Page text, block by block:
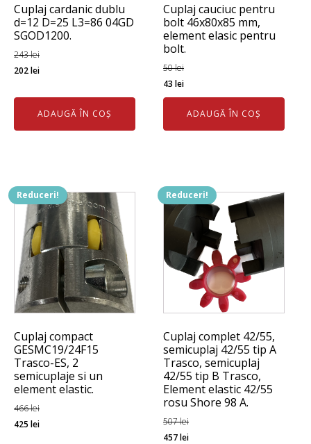
Cuplaj cardanic dublu
d=12 D=25 L3=86 04GD
SGOD1200.
243lei
Prețul
a
fost:
202leiPrețul
202 lei.
ADAUGĂ ÎN COȘ
Cuplaj cauciuc pentru
bolt 46x80x85 mm,
element elasic pentru
bolt.
50lei
Prețul
inițial
fost:
43leiPrețul
curent
este:
43 lei.
ADAUGĂ ÎN COȘ
Reduceri!
Cuplaj compact
GESMC19/24F15
Trasco-ES, 2
semicuplaje si un
element elastic.
466lei
Prețul
425 leiPrețul
Reduceri!
Cuplaj complet 42/55,
semicuplaj 42/55 tip A
Trasco, semicuplaj
42/55 tip B Trasco,
Element elastic 42/55
rosu Shore 98 A.
507lei
Prețul
457leiPrețul